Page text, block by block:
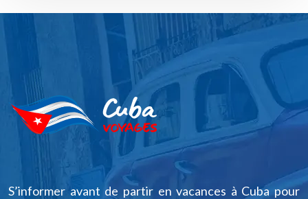
S’informer avant de partir en vacances à Cuba pour